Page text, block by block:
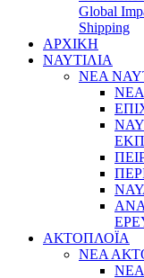
Global
Shipping
ΑΡΧΙΚΗ
ΝΑΥΤΙΛΙΑ
ΝΕΑ
ΝΕΑ
ΑΚΤΟΠΛΟΪΑ
ΝΕΑ
ΝΕΑ